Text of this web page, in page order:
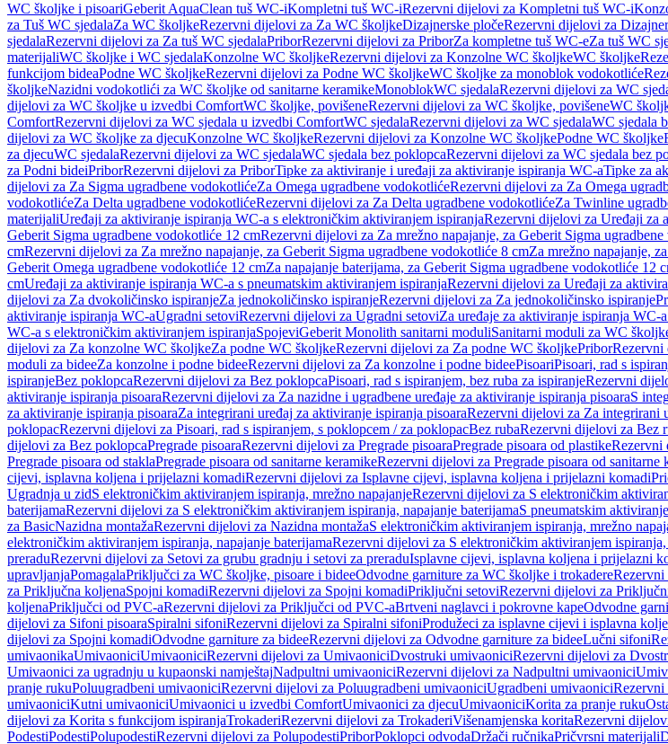
WC školjke i pisoariGeberit AquaClean tuš WC-iKompletni tuš WC-iRezervni dijelovi za Kompletni tuš WC-i
za Tuš WC sjedalaZa WC školjkeRezervni dijelovi za Za WC školjkeDizajnerske pločeRezervni dijelovi za
sjedalaRezervni dijelovi za Za tuš WC sjedalaPriborRezervni dijelovi za PriborZa kompletne tuš WC-eZa tuš WC
materijaliWC školjke i WC sjedalaKonzolne WC školjkeRezervni dijelovi za Konzolne WC školjkeWC školjke
funkcijom bideaPodne WC školjkeRezervni dijelovi za Podne WC školjkeWC školjke za monoblok vodokotliće
školjkeNazidni vodokotlići za WC školjke od sanitarne keramikeMonoblokWC sjedalaRezervni dijelovi za WC
dijelovi za WC školjke u izvedbi ComfortWC školjke, povišeneRezervni dijelovi za WC školjke, povišeneWC
ComfortRezervni dijelovi za WC sjedala u izvedbi ComfortWC sjedalaRezervni dijelovi za WC sjedalaWC sjedala
dijelovi za WC školjke za djecuKonzolne WC školjkeRezervni dijelovi za Konzolne WC školjkePodne WC školjke
za djecuWC sjedalaRezervni dijelovi za WC sjedalaWC sjedala bez poklopcaRezervni dijelovi za WC sjedala bez
za Podni bideiPriborRezervni dijelovi za PriborTipke za aktiviranje i uređaji za aktiviranje ispiranja WC-aTipke za
dijelovi za Za Sigma ugradbene vodokotlićeZa Omega ugradbene vodokotlićeRezervni dijelovi za Za Omega
vodokotlićeZa Delta ugradbene vodokotlićeRezervni dijelovi za Za Delta ugradbene vodokotlićeZa Twinline
materijaliUređaji za aktiviranje ispiranja WC-a s elektroničkim aktiviranjem ispiranjaRezervni dijelovi za Uređaji za
Geberit Sigma ugradbene vodokotliće 12 cmRezervni dijelovi za Za mrežno napajanje, za Geberit Sigma
cmRezervni dijelovi za Za mrežno napajanje, za Geberit Sigma ugradbene vodokotliće 8 cmZa mrežno napajanje,
Geberit Omega ugradbene vodokotliće 12 cmZa napajanje baterijama, za Geberit Sigma ugradbene vodokotliće 12
cmUređaji za aktiviranje ispiranja WC-a s pneumatskim aktiviranjem ispiranjaRezervni dijelovi za Uređaji za
dijelovi za Za dvokoličinsko ispiranjeZa jednokoličinsko ispiranjeRezervni dijelovi za Za jednokoličinsko ispiranje
aktiviranje ispiranja WC-aUgradni setoviRezervni dijelovi za Ugradni setoviZa uređaje za aktiviranje ispiranja
WC-a s elektroničkim aktiviranjem ispiranjaSpojeviGeberit Monolith sanitarni moduliSanitarni moduli za WC
dijelovi za Za konzolne WC školjkeZa podne WC školjkeRezervni dijelovi za Za podne WC školjkePriborRezervni
moduli za bideeZa konzolne i podne bideeRezervni dijelovi za Za konzolne i podne bideePisoariPisoari, rad s
ispiranjeBez poklopcaRezervni dijelovi za Bez poklopcaPisoari, rad s ispiranjem, bez ruba za ispiranjeRezervni
aktiviranje ispiranja pisoaraRezervni dijelovi za Za nazidne i ugradbene uređaje za aktiviranje ispiranja pisoaraS
za aktiviranje ispiranja pisoaraZa integrirani uređaj za aktiviranje ispiranja pisoaraRezervni dijelovi za Za integrirani
poklopacRezervni dijelovi za Pisoari, rad s ispiranjem, s poklopcem / za poklopacBez rubaRezervni dijelovi za Bez
dijelovi za Bez poklopcaPregrade pisoaraRezervni dijelovi za Pregrade pisoaraPregrade pisoara od plastikeRezervni
Pregrade pisoara od staklaPregrade pisoara od sanitarne keramikeRezervni dijelovi za Pregrade pisoara od sanitarne
cijevi, isplavna koljena i prijelazni komadiRezervni dijelovi za Isplavne cijevi, isplavna koljena i prijelazni komadi
Ugradnja u zidS elektroničkim aktiviranjem ispiranja, mrežno napajanjeRezervni dijelovi za S elektroničkim
baterijamaRezervni dijelovi za S elektroničkim aktiviranjem ispiranja, napajanje baterijamaS pneumatskim
za BasicNazidna montažaRezervni dijelovi za Nazidna montažaS elektroničkim aktiviranjem ispiranja, mrežno
elektroničkim aktiviranjem ispiranja, napajanje baterijamaRezervni dijelovi za S elektroničkim aktiviranjem ispiranja,
preraduRezervni dijelovi za Setovi za grubu gradnju i setovi za preraduIsplavne cijevi, isplavna koljena i prijelazni
upravljanjaPomagalaPriključci za WC školjke, pisoare i bideeOdvodne garniture za WC školjke i trokadereRezervni
za Priključna koljenaSpojni komadiRezervni dijelovi za Spojni komadiPriključni setoviRezervni dijelovi za
koljenaPriključci od PVC-aRezervni dijelovi za Priključci od PVC-aBrtveni naglavci i pokrovne kapeOdvodne
dijelovi za Sifoni pisoaraSpiralni sifoniRezervni dijelovi za Spiralni sifoniProdužeci za isplavne cijevi i isplavna
dijelovi za Spojni komadiOdvodne garniture za bideeRezervni dijelovi za Odvodne garniture za bideeLučni sifoni
umivaonikaUmivaoniciUmivaoniciRezervni dijelovi za UmivaoniciDvostruki umivaoniciRezervni dijelovi za
Umivaonici za ugradnju u kupaonski namještajNadpultni umivaoniciRezervni dijelovi za Nadpultni umivaonici
pranje rukuPoluugradbeni umivaoniciRezervni dijelovi za Poluugradbeni umivaoniciUgradbeni umivaonici
umivaoniciKutni umivaoniciUmivaonici u izvedbi ComfortUmivaonici za djecuUmivaoniciKorita za pranje ruku
dijelovi za Korita s funkcijom ispiranjaTrokaderiRezervni dijelovi za TrokaderiVišenamjenska koritaRezervni
PodestiPodestiPolupodestiRezervni dijelovi za PolupodestiPriborPoklopci odvodaDržači ručnikaPričvrsni materijali